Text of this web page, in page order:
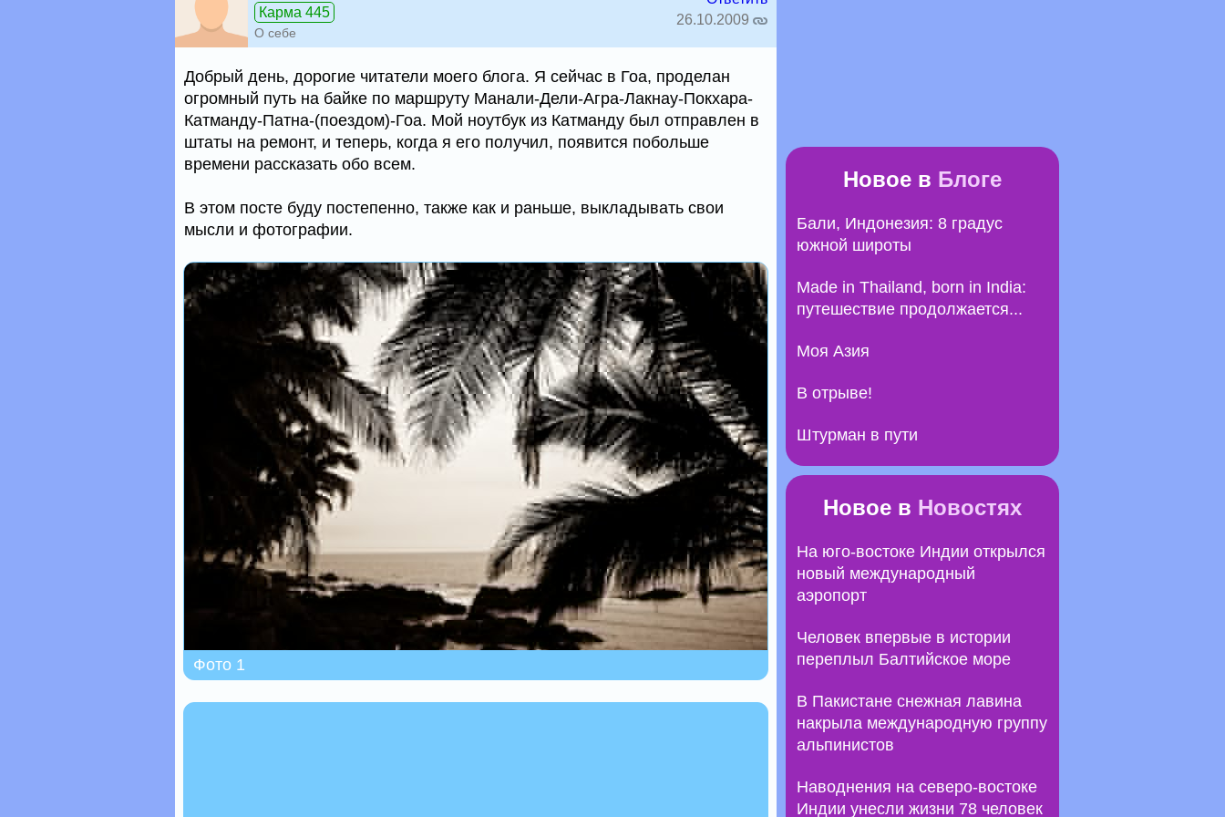
Карма 445
О себе
26.10.2009
Добрый день, дорогие читатели моего блога. Я сейчас в Гоа, проделан
огромный путь на байке по маршруту Манали-Дели-Агра-Лакнау-Покхара-
Катманду-Патна-(поездом)-Гоа. Мой ноутбук из Катманду был отправлен в
штаты на ремонт, и теперь, когда я его получил, появится побольше
времени рассказать обо всем.
В этом посте буду постепенно, также как и раньше, выкладывать свои
мысли и фотографии.
Фото 1
Новое в Блоге
Бали, Индонезия: 8 градус
южной широты
Made in Thailand, born in India:
путешествие продолжается...
Моя Азия
В отрыве!
Штурман в пути
Новое в Новостях
На юго-востоке Индии открылся
новый международный
аэропорт
Человек впервые в истории
переплыл Балтийское море
В Пакистане снежная лавина
накрыла международную группу
альпинистов
Наводнения на северо-востоке
Индии унесли жизни 78 человек